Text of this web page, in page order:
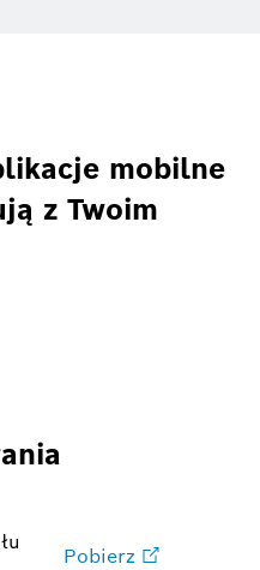
mobilne
z Twoim
Pobierz